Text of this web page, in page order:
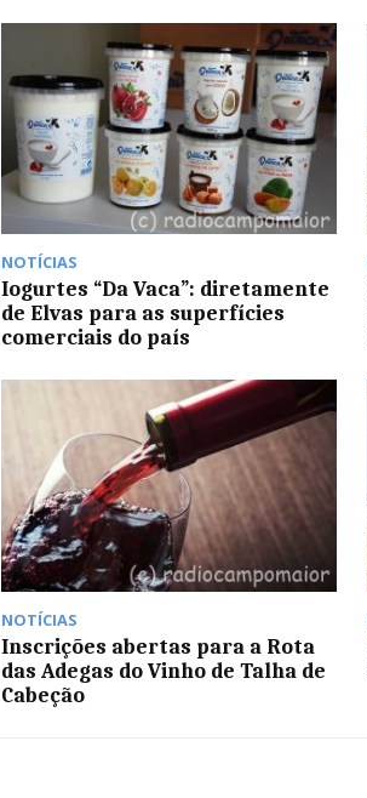
NOTÍCIAS
Iogurtes “Da Vaca”: diretamente
de Elvas para as superfícies
comerciais do país
NOTÍCIAS
Inscrições abertas para a Rota
das Adegas do Vinho de Talha de
Cabeção